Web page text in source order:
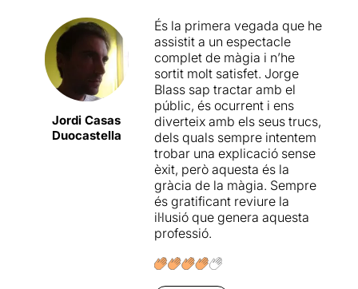
es converteixi en real.
Jorge Blass combina
tecnologia i carisma perquè
els teus ulls brillin davant la
sorpresa inesperada. Té
experiència a les taules i sap
com captivar el públic. Et
dóna l'oportunitat de
convertir-te en un
professional de la màgia per
un dia, involucrant-te en
l'espectacle com mai abans,
ensenyant-te els secrets
revelar perquè trencaria la
Jordi Casas
Duocastella
És la primera vegada que he
assistit a un espectacle
complet de màgia i n’he
sortit molt satisfet. Jorge
Blass sap tractar amb el
públic, és ocurrent i ens
diverteix amb els seus trucs,
dels quals sempre intentem
trobar una explicació sense
èxit, però aquesta és la
gràcia de la màgia. Sempre
és gratificant reviure la
il·lusió que genera aquesta
professió.